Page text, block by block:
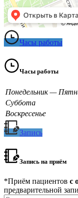
Часы работы
Часы работы
Понедельник —
Суббота
Воскресенье
Запись
Запись на приём
*Приём пациентов с
предварительной